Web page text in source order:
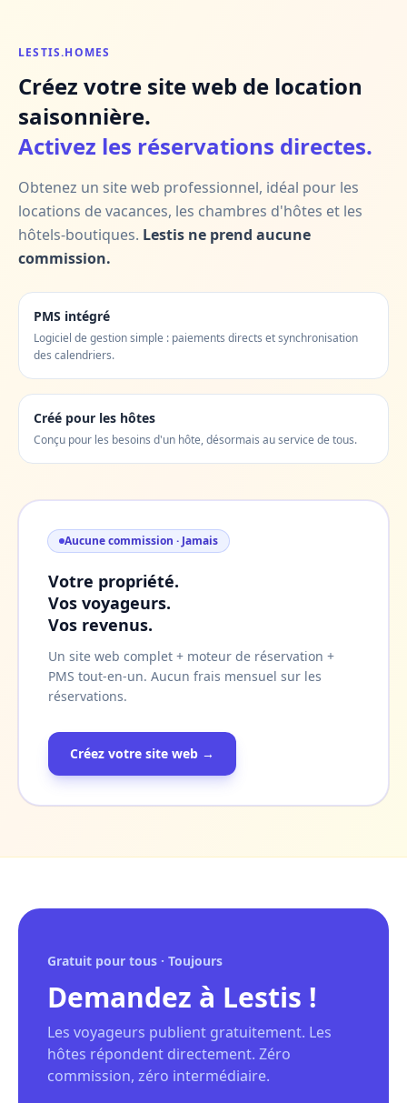
LESTIS.HOMES
Créez votre site web de location
saisonnière.
Activez les réservations directes.
Obtenez un site web professionnel, idéal pour les
locations de vacances, les chambres d'hôtes et les
hôtels-boutiques. Lestis ne prend aucune
commission.
PMS intégré
Logiciel de gestion simple : paiements directs et synchronisation
des calendriers.
Créé pour les hôtes
Conçu pour les besoins d'un hôte, désormais au service de tous.
Aucune commission · Jamais
Votre propriété.
Vos voyageurs.
Vos revenus.
Un site web complet + moteur de réservation +
PMS tout-en-un. Aucun frais mensuel sur les
réservations.
Créez votre site web →
Gratuit pour tous · Toujours
Demandez à Lestis !
Les voyageurs publient gratuitement. Les
hôtes répondent directement. Zéro
commission, zéro intermédiaire.